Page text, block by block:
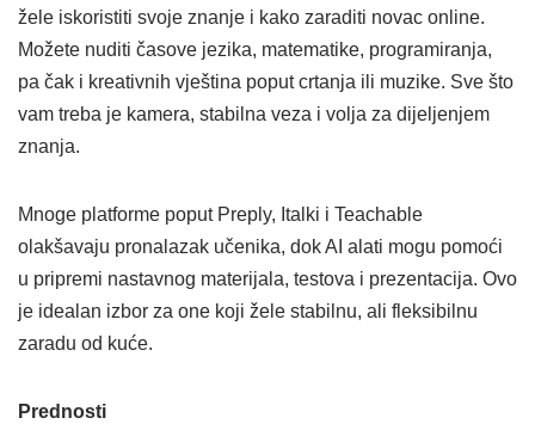
žele iskoristiti svoje znanje i kako zaraditi novac online.
Možete nuditi časove jezika, matematike, programiranja,
pa čak i kreativnih vještina poput crtanja ili muzike. Sve što
vam treba je kamera, stabilna veza i volja za dijeljenjem
znanja.
Mnoge platforme poput Preply, Italki i Teachable
olakšavaju pronalazak učenika, dok AI alati mogu pomoći
u pripremi nastavnog materijala, testova i prezentacija. Ovo
je idealan izbor za one koji žele stabilnu, ali fleksibilnu
zaradu od kuće.
Prednosti